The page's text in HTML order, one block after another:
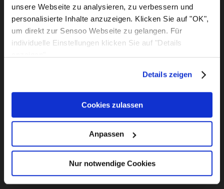
unsere Webseite zu analysieren, zu verbessern und
personalisierte Inhalte anzuzeigen. Klicken Sie auf "OK",
um direkt zur Sensoo Webseite zu gelangen. Für
individuelle Einstellungen klicken Sie auf "Details
Details zeigen
Cookies zulassen
Anpassen
Nur notwendige Cookies